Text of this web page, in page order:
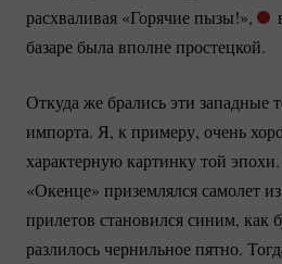
расхваливая «Горячие пызы!»,
базаре была вполне простецкой.
Откуда же брались эти западные
импорта. Я, к примеру, очень
характерную картинку той
«Окенце» приземлялся самолет
прилетов становился синим, как
разлилось чернильное пятно.